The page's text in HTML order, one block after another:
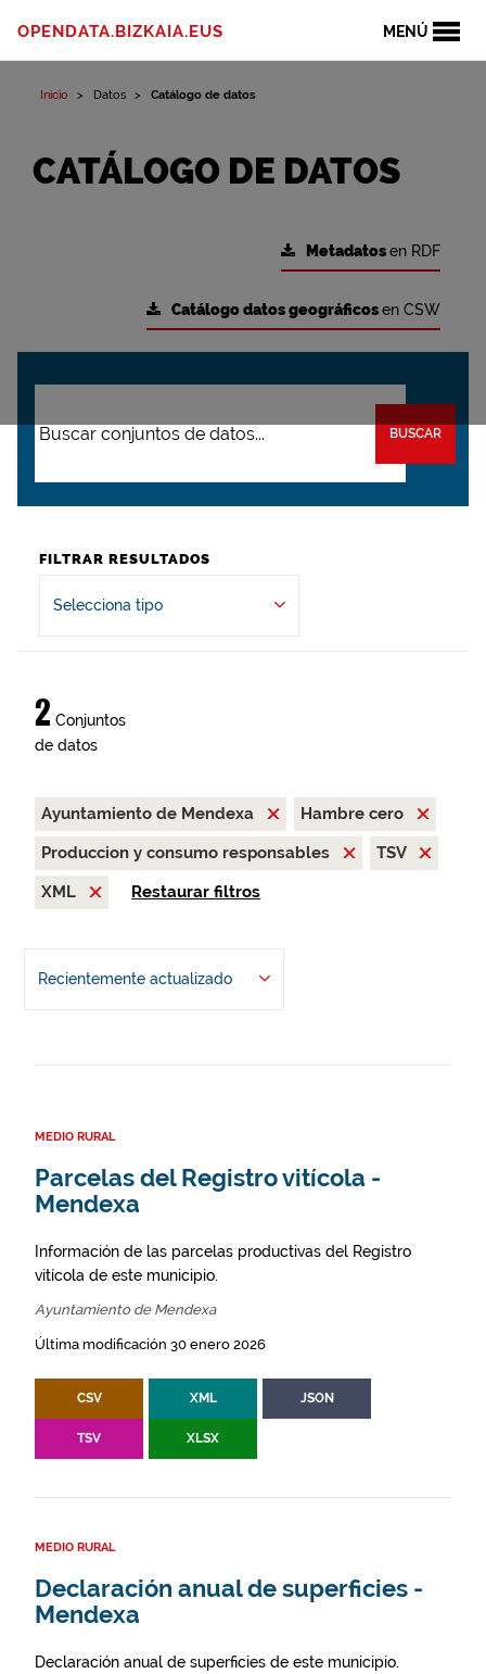
MENÚ
OPENDATA.BIZKAIA.EUS
Inicio Datos Catálogo de datos
CATÁLOGO DE DATOS
Metadatosen RDF
Catálogo datos geográficosen CSW
BUSCAR
FILTRAR RESULTADOS
Selecciona tipo
2 Conjuntos
de datos
Ayuntamiento de Mendexa
Hambre cero
Produccion y consumo responsables
TSV
XML
Restaurar filtros
Recientemente actualizado
MEDIO RURAL
Parcelas del Registro vitícola -
Mendexa
Información de las parcelas productivas del Registro
vitícola de este municipio.
Ayuntamiento de Mendexa
Última modificación 30 enero 2026
CSV XML JSON
TSV XLSX
MEDIO RURAL
Declaración anual de superficies -
Mendexa
Declaración anual de superficies de este municipio.